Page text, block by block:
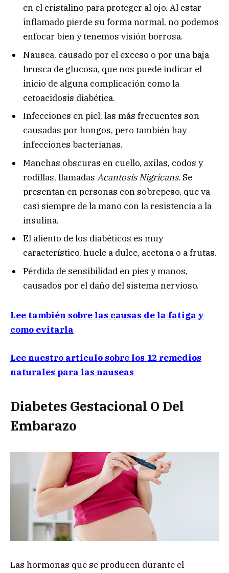
en el cristalino para proteger al ojo. Al estar
inflamado pierde su forma normal, no podemos
enfocar bien y tenemos visión borrosa.
Nausea, causado por el exceso o por una baja
brusca de glucosa, que nos puede indicar el
inicio de alguna complicación como la
cetoacidosis diabética.
Infecciones en piel, las más frecuentes son
causadas por hongos, pero también hay
infecciones bacterianas.
Manchas obscuras en cuello, axilas, codos y
rodillas, llamadas Acantosis Nigricans. Se
presentan en personas con sobrepeso, que va
casi siempre de la mano con la resistencia a la
insulina.
El aliento de los diabéticos es muy
característico, huele a dulce, acetona o a frutas.
Pérdida de sensibilidad en pies y manos,
causados por el daño del sistema nervioso.
Lee también sobre las causas de la fatiga y
como evitarla
Lee nuestro articulo sobre los 12 remedios
naturales para las nauseas
Diabetes Gestacional O Del
Embarazo
Las hormonas que se producen durante el